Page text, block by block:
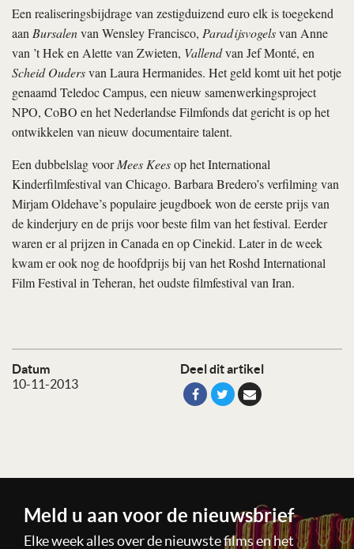
Datum
10-11-2013
Deel dit artikel
Een realiseringsbijdrage van zestigduizend euro elk is toegekend
aanBursalenvan Wensley Francisco, Paradijsvogelsvan Anne
van ’t Hek en Alette van Zwieten, Vallendvan Jef Monté, en
Scheid Oudersvan Laura Hermanides. Het geld komt uit het potje
genaamd Teledoc Campus, een nieuw samenwerkingsproject
NPO, CoBO en het Nederlandse Filmfonds dat gericht is op het
ontwikkelen van nieuw documentaire talent.
Een dubbelslag voorMees Keesop het International
Kinderfilmfestival van Chicago. Barbara Bredero’s verfilming van
Mirjam Oldehave’s populaire jeugdboek won de eerste prijs van
de kinderjury en de prijs voor beste film van het festival. Eerder
waren er al prijzen in Canada en op Cinekid. Later in de week
kwam er ook nog de hoofdprijs bij van het Roshd International
Film Festival in Teheran, het oudste filmfestival van Iran.
Meld u aan voor de nieuwsbrief
Elke week alles over de nieuwste films en het